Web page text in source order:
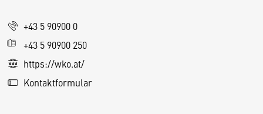
+43 5 90900 0
+43 5 90900 250
https://wko.at/
Kontaktformular
s
e
S
e